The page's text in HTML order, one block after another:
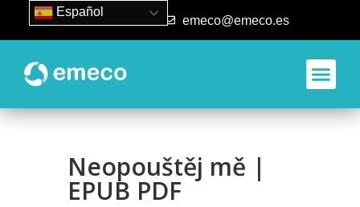
93 840 50 80 emeco@emeco.es
Neopouštěj mě |
EPUB PDF
Español